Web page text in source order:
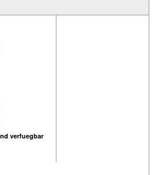
verfuegbar